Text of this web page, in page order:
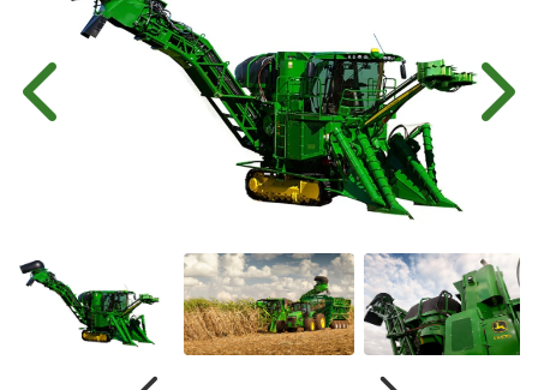
Anterior